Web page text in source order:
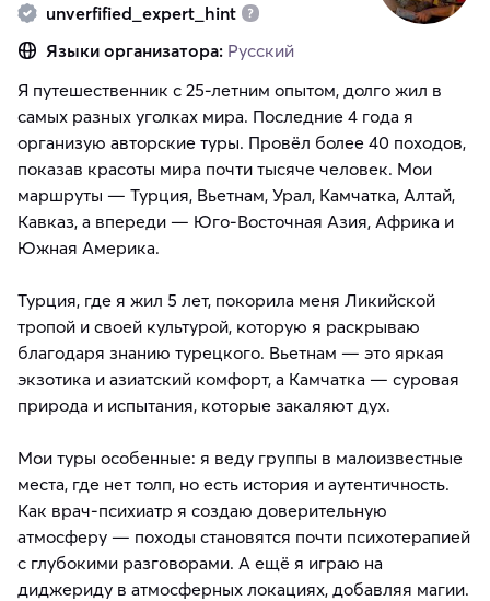
unverfified_expert_hint
Языки организатора: Русский
Я путешественник с 25-летним опытом, долго жил в
самых разных уголках мира. Последние 4 года я
организую авторские туры. Провёл более 40 походов,
показав красоты мира почти тысяче человек. Мои
маршруты — Турция, Вьетнам, Урал, Камчатка, Алтай,
Кавказ, а впереди — Юго-Восточная Азия, Африка и
Южная Америка.
Турция, где я жил 5 лет, покорила меня Ликийской
тропой и своей культурой, которую я раскрываю
благодаря знанию турецкого. Вьетнам — это яркая
экзотика и азиатский комфорт, а Камчатка — суровая
природа и испытания, которые закаляют дух.
Мои туры особенные: я веду группы в малоизвестные
места, где нет толп, но есть история и аутентичность.
Как врач-психиатр я создаю доверительную
атмосферу — походы становятся почти психотерапией
с глубокими разговорами. А ещё я играю на
диджериду в атмосферных локациях, добавляя магии.